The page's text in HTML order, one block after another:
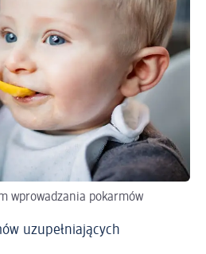
wprowadzania pokarmów
uzupełniających